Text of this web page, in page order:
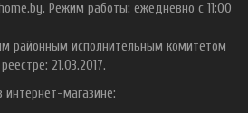
Режим работы: ежедневно с 11:00
районным исполнительным комитетом
21.03.2017.
магазине: